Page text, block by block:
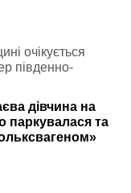
очікується
південно-
дівчина на
паркувалася та